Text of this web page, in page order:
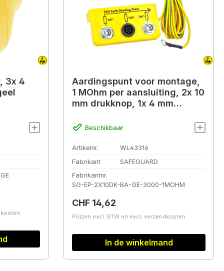
3x 4
Aardingspunt voor montage,
1 MOhm per aansluiting, 2x 10
mm drukknop, 1x 4 mm
Beschikbaar
Artikelnr.
WL43316
Fabrikant
SAFEGUARD
Fabrikantnr.
SG-EP-2X10DK-BA-GE-3000-1MOHM
Normale prijs:
CHF 14,62
Prijzen excl. BTW en excl. verzendkosten
In de winkelmand